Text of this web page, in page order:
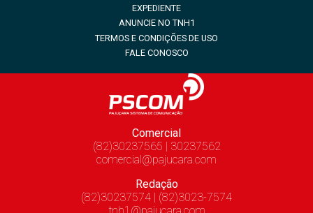
EXPEDIENTE
ANUNCIE NO TNH1
TERMOS E CONDIÇÕES DE USO
FALE CONOSCO
Comercial
(82)30237565 | 30237562
comercial@pajucara.com
Redação
(82)30237574 | (82)3023-7574